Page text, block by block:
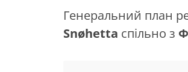
Генеральний план
Snøhetta спільно з